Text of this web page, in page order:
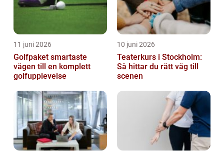
11 juni 2026
Golfpaket smartaste
vägen till en komplett
golfupplevelse
10 juni 2026
Teaterkurs i Stockholm:
Så hittar du rätt väg till
scenen